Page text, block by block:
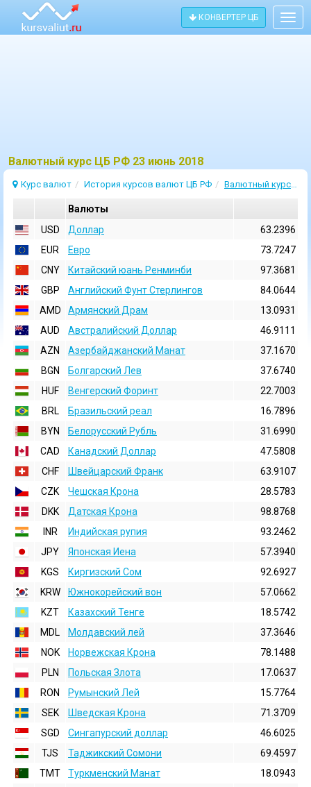
КОНВЕРТЕР ЦБ
Bалютный курс ЦБ РФ 23 июнь 2018
Курс валют История курсов валют ЦБ РФ Валютный курс 23 Июнь 2018
Валюты
USD
Доллар
63.2396
EUR
Евро
73.7247
CNY
Китайский юань Ренминби
97.3681
GBP
Английский Фунт Стерлингов
84.0644
AMD
Армянский Драм
13.0931
AUD
Австралийский Доллар
46.9111
AZN
Азербайджанский Манат
37.1670
BGN
Болгарский Лев
37.6740
HUF
Венгерский Форинт
22.7003
BRL
Бразильский реал
16.7896
BYN
Белорусский Рубль
31.6990
CAD
Канадский Доллар
47.5808
CHF
Швейцарский Франк
63.9107
CZK
Чешская Крона
28.5783
DKK
Датская Крона
98.8768
INR
Индийская pупия
93.2462
JPY
Японская Иена
57.3940
KGS
Киргизский Сом
92.6927
KRW
Южнокорейский вон
57.0662
KZT
Казахский Тенге
18.5742
MDL
Молдавский лей
37.3646
NOK
Норвежская Крона
78.1488
PLN
Польская Злота
17.0637
RON
Румынский Лей
15.7764
SEK
Шведская Крона
71.3709
SGD
Сингапурский доллар
46.6025
TJS
Таджикский Сомони
69.4597
TMT
Туркменский Манат
18.0943